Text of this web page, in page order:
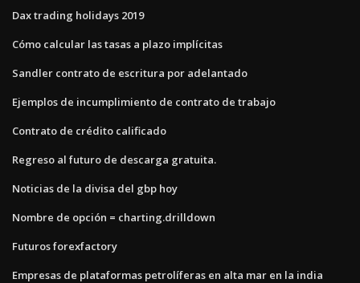
Dax trading holidays 2019
Cómo calcular las tasas a plazo implícitas
Sandler contrato de escritura por adelantado
Ejemplos de incumplimiento de contrato de trabajo
Contrato de crédito calificado
Regreso al futuro de descarga gratuita.
Noticias de la divisa del gbp hoy
Nombre de opción = charting.drilldown
Futuros forexfactory
Empresas de plataformas petrolíferas en alta mar en la india